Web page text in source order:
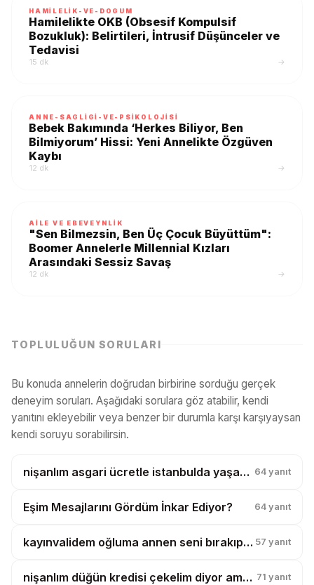
HAMILELIK-VE-DOGUM
Hamilelikte OKB (Obsesif Kompulsif
Bozukluk): Belirtileri, İntrusif Düşünceler ve
Tedavisi
15 dk →
ANNE-SAGLIGI-VE-PSIKOLOJISI
Bebek Bakımında ‘Herkes Biliyor, Ben
Bilmiyorum’ Hissi: Yeni Annelikte Özgüven
Kaybı
12 dk →
AILE VE EBEVEYNLIK
"Sen Bilmezsin, Ben Üç Çocuk Büyüttüm":
Boomer Annelerle Millennial Kızları
Arasındaki Sessiz Savaş
12 dk →
TOPLULUĞUN SORULARI
Bu konuda annelerin doğrudan birbirine sorduğu gerçek
deneyim soruları. Aşağıdaki sorulara göz atabilir, kendi
yanıtını ekleyebilir veya benzer bir durumla karşı karşıyaysan
kendi soruyu sorabilirsin.
nişanlım asgari ücretle istanbulda yaşamak istiyor ben delirmek üzereyim? 64 yanıt
Eşim Mesajlarını Gördüm İnkar Ediyor? 64 yanıt
kayınvalidem oğluma annen seni bırakıp işe gidiyor demiş, çocuk artık benden kopmuyor? 57 yanıt
nişanlım düğün kredisi çekelim diyor ama taksitler benim maaşımdan ödenecekmiş? 71 yanıt